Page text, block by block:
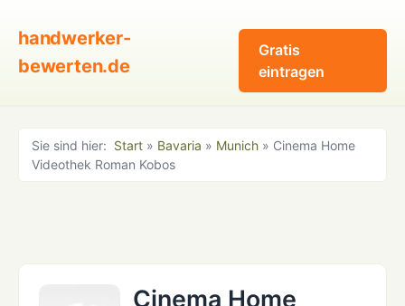
handwerker-
bewerten.de
Gratis
eintragen
Sie sind hier: Start » Bavaria » Munich » Cinema Home
Videothek Roman Kobos
Cinema Home